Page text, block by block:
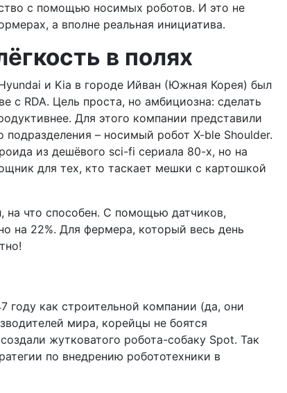
с помощью носимых роботов. И это не
а вполне реальная инициатива.
в полях
и Kia в городе Ийван (Южная Корея) был
с RDA. Цель проста, но амбициозна: сделать
Для этого компании представили
подразделения – носимый робот X-ble Shoulder.
из дешёвого sci-fi сериала 80-х, но на
для тех, кто таскает мешки с картошкой
на что способен. С помощью датчиков,
на 22%. Для фермера, который весь день
году как строительной компании (да, они
мира, корейцы не боятся
жутковатого робота-собаку Spot. Так
по внедрению робототехники в